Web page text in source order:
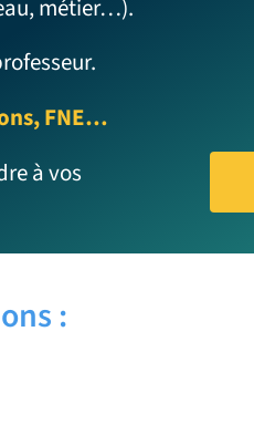
métier…).
FNE…
à vos
: